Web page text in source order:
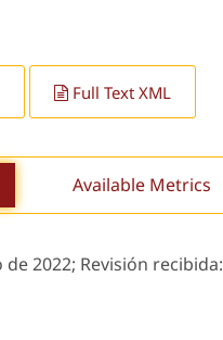
Full Text XML
Available Metrics
de 2022; Revisión recibida: